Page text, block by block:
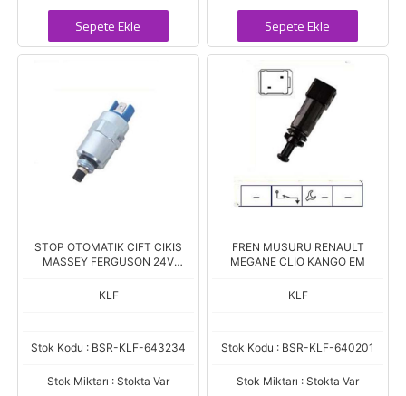
Sepete Ekle Sepete Ekle
STOP OTOMATIK CIFT CIKIS
MASSEY FERGUSON 24V
KLF
Stok Kodu : BSR-KLF-643234
Stok Miktarı : Stokta Var
FREN MUSURU RENAULT
MEGANE CLIO KANGO EM
KLF
Stok Kodu : BSR-KLF-640201
Stok Miktarı : Stokta Var